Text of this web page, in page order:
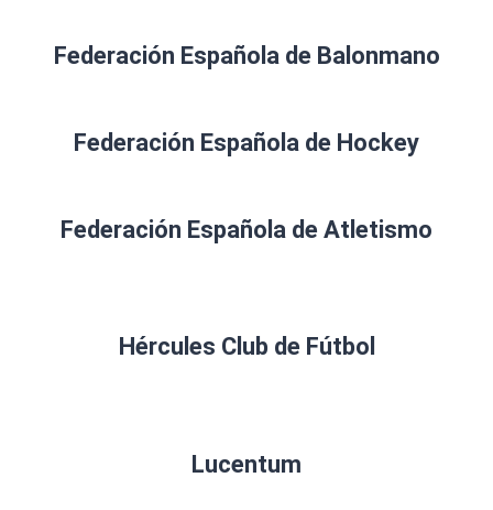
Federación Española de Balonmano
Federación Española de Hockey
Federación Española de Atletismo
Hércules Club de Fútbol
Lucentum